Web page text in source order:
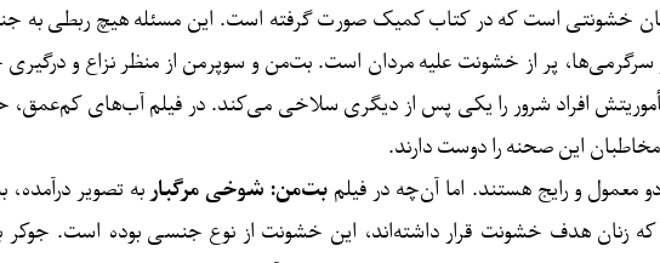
همان خشونتی است که در کتاب کمیک صورت گرفته است. این مسئله هیچ ربطی به
پر از خشونت علیه مردان است. بت‌من و سوپرمن از منظر نزاع و درگیری
داریم که او در مسیر مأموریتش افراد شرور را یکی پس از دیگری سلاخی می‌کند. در فیلم آب‌های
این صحنه را دوست دارند.
معمول و رایج هستند. اما آن‌چه در فیلم بت‌من: شوخی مرگباربه تصویر
هدف خشونت قرار داشته‌اند، این خشونت از نوع جنسی بوده است. جوکر به